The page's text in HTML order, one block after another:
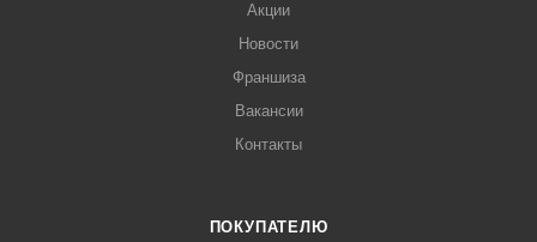
Акции
Новости
Франшиза
Вакансии
Контакты
ПОКУПАТЕЛЮ